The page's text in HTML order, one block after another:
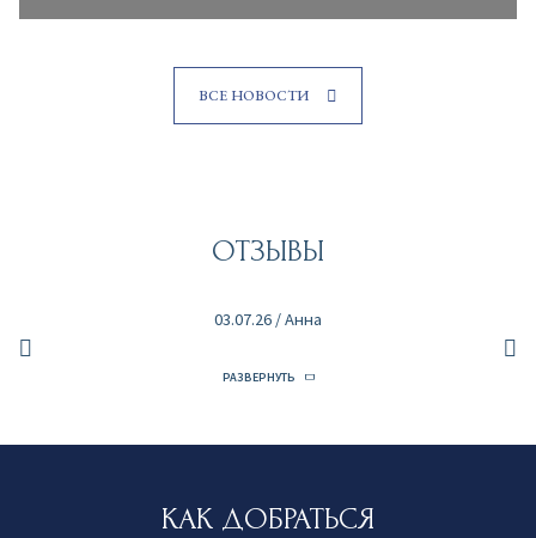
ВСЕ НОВОСТИ
ОТЗЫВЫ
03.07.26 /Анна
РАЗВЕРНУТЬ
КАК ДОБРАТЬСЯ